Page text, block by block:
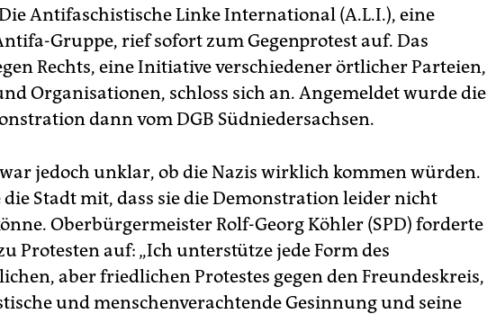
Antifaschistische Linke International (A.L.I.), eine
Gruppe, rief sofort zum Gegenprotest auf. Das
Rechts, eine Initiative verschiedener örtlicher Parteien,
Organisationen, schloss sich an. Angemeldet wurde die
dann vom DGB Südniedersachsen.
jedoch unklar, ob die Nazis wirklich kommen würden.
Stadt mit, dass sie die Demonstration leider nicht
Oberbürgermeister Rolf-Georg Köhler (SPD) forderte
Protesten auf: „Ich unterstütze jede Form des
aber friedlichen Protestes gegen den Freundeskreis,
und menschenverachtende Gesinnung und seine